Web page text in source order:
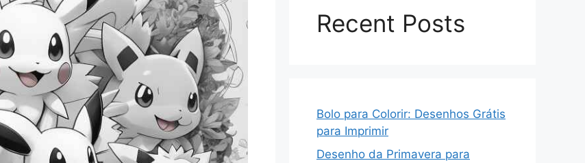
Recent Posts
Bolo para Colorir: Desenhos Grátis
para Imprimir
Desenho da Primavera para